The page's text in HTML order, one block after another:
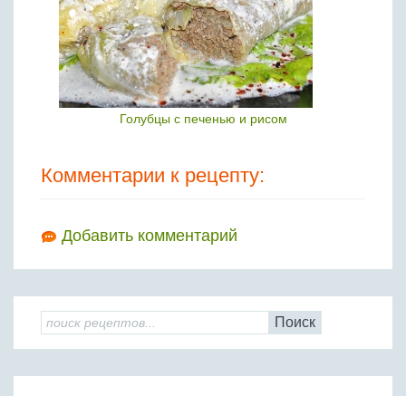
Голубцы с печенью и рисом
Комментарии к рецепту:
Добавить комментарий
Поиск